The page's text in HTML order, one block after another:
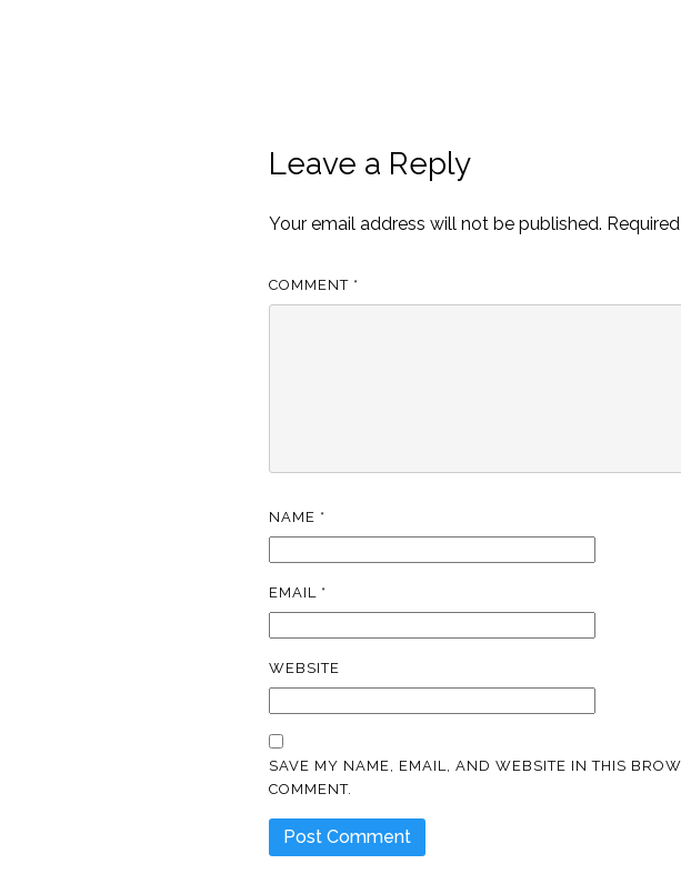
Leave a Reply
Your email address will not be published.
COMMENT *
NAME *
EMAIL *
WEBSITE
SAVE MY NAME, EMAIL, AND WEBSITE IN THIS
COMMENT.